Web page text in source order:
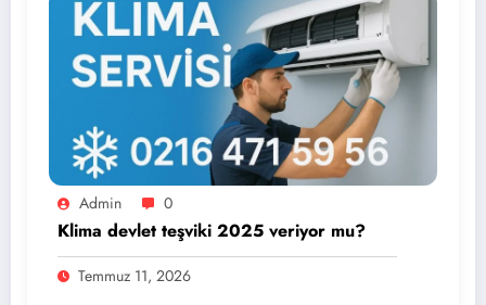
Admin 0
Klima devlet teşviki 2025 veriyor mu?
Temmuz 11, 2026